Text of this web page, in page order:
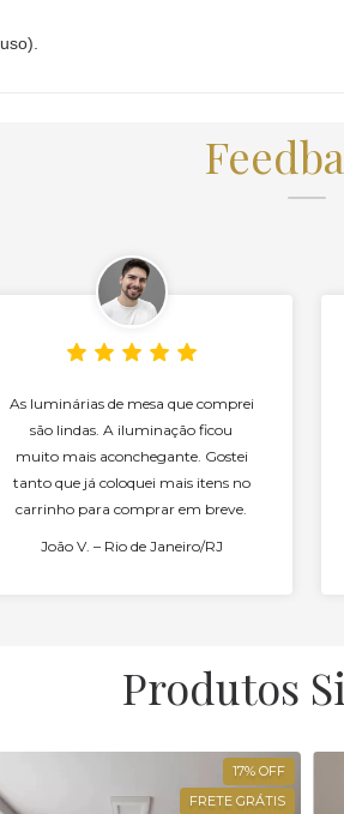
As luminárias de mesa que comprei
são lindas. A iluminação ficou
muito mais aconchegante. Gostei
tanto que já coloquei mais itens no
carrinho para comprar em breve.
João V. – Rio de Janeiro/RJ
Produtos
17% OFF
FRETE GRÁTIS